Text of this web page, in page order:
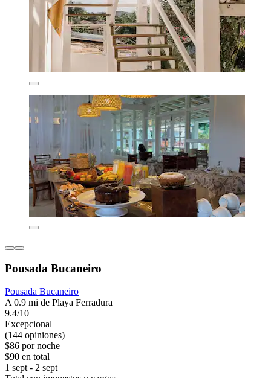
Pousada Bucaneiro
Pousada Bucaneiro
A 0.9 mi de Playa Ferradura
9.4/10
Excepcional
(144 opiniones)
$86 por noche
$90 en total
1 sept - 2 sept